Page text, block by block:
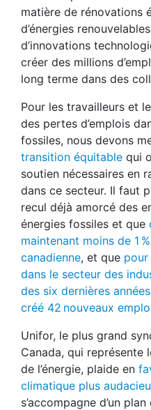
matière de rénovations
d’énergies
d’innovations
créer des millions
long terme dans des
Pour les travailleurs et
des pertes d’emplois
fossiles, nous devons
transition équitable qui
soutien nécessaires en
dans ce secteur. Il faut
recul déjà amorcé des
énergies fossiles et que
maintenant moins de 1
canadienne, et que pour
dans le secteur des
des six dernières
créé 42 nouveaux
Unifor, le plus grand
Canada, qui représente
de l’énergie, plaide en
climatique plus
s’accompagne d’un